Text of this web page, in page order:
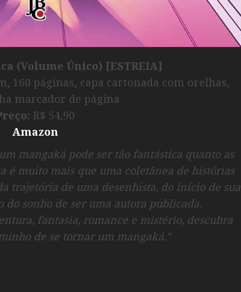
(Volume Único) [ESTREIA]
160 páginas, capa cartonada com orelhas,
marcador de página
R$ 54,90
Amazon
mangaká pode ser tão fantástica quanto as
é muito mais que uma coletânea de histórias
trajetória de uma desenhista, do início de sua
sonho de ser uma autora publicada.
fantasia, romance e mistério, descubra
de se tornar um mangaká.”